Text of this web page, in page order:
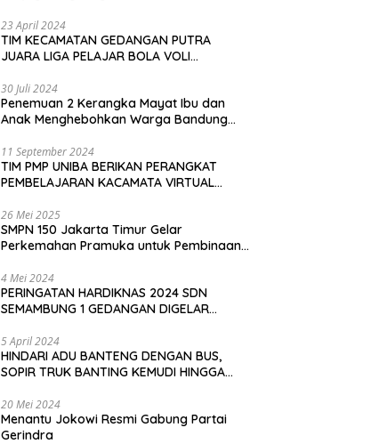
23 April 2024
TIM KECAMATAN GEDANGAN PUTRA
JUARA LIGA PELAJAR BOLA VOLI
30 Juli 2024
Penemuan 2 Kerangka Mayat Ibu dan
Anak Menghebohkan Warga Bandung
11 September 2024
TIM PMP UNIBA BERIKAN PERANGKAT
PEMBELAJARAN KACAMATA VIRTUAL
SERANG
26 Mei 2025
SMPN 150 Jakarta Timur Gelar
Perkemahan Pramuka untuk Pembinaan
4 Mei 2024
PERINGATAN HARDIKNAS 2024 SDN
SEMAMBUNG 1 GEDANGAN DIGELAR
5 April 2024
HINDARI ADU BANTENG DENGAN BUS,
SOPIR TRUK BANTING KEMUDI HINGGA
20 Mei 2024
Menantu Jokowi Resmi Gabung Partai
Gerindra